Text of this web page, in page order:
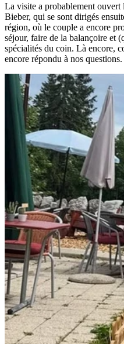
La visite a probablement
Bieber, qui se sont dirigés
région, où le couple a encore
séjour, faire de la balançoire et
spécialités du coin. Là encore,
encore répondu à nos questions.